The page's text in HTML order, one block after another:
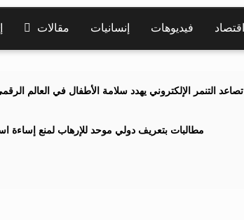
اقتصاد فيديوهات إنسانيات مقالات
تصاعد التنمر الإلكتروني يهدد سلامة الأطفال في العالم
مطالبات بتعريف دولي موحد للإرهاب لمنع إساءة